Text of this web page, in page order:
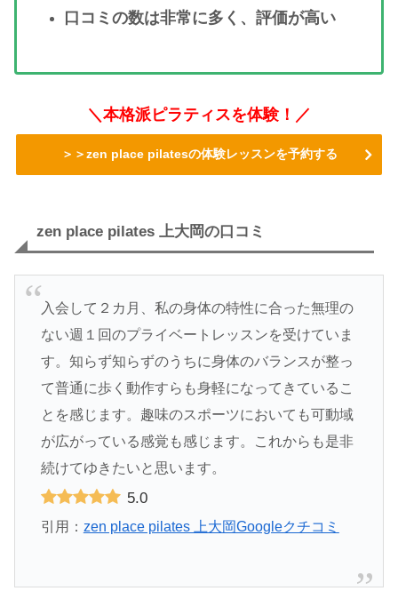
口コミの数は非常に多く、評価が高い
＼本格派ピラティスを体験！／
＞＞zen place pilatesの体験レッスンを予約する
zen place pilates 上大岡の口コミ
入会して２カ月、私の身体の特性に合った無理の
ない週１回のプライベートレッスンを受けていま
す。知らず知らずのうちに身体のバランスが整っ
て普通に歩く動作すらも身軽になってきているこ
とを感じます。趣味のスポーツにおいても可動域
が広がっている感覚も感じます。これからも是非
続けてゆきたいと思います。
5.0
引用： zen place pilates 上大岡Googleクチコミ